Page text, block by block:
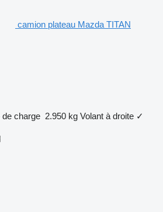
camion plateau Mazda TITAN
charge 2.950 kg Volant à droite ✓